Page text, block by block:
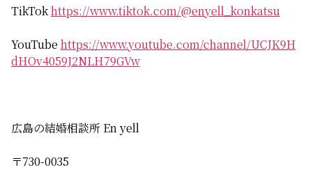
TikTokhttps://www.tiktok.com/@enyell_konkatsu
YouTube https://www.youtube.com/channel/UCJK9H
dHOv4059J2NLH79GVw
広島の結婚相談所 En yell
〒730-0035